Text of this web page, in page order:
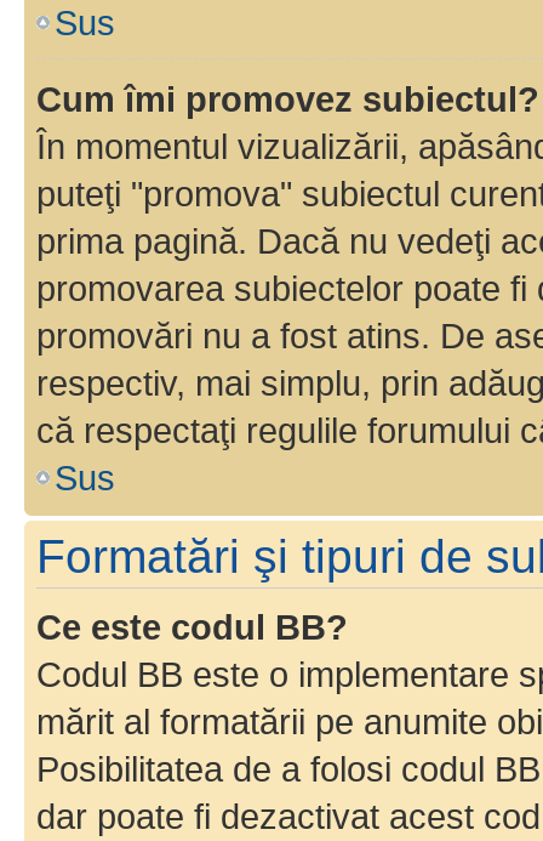
Sus
Cum îmi promovez subiectul?
În momentul vizualizării,
puteţi "promova" subiectul
prima pagină. Dacă nu vedeţi
promovarea subiectelor poate
promovări nu a fost atins. De
respectiv, mai simplu, prin
că respectaţi regulile forumului
Sus
Formatări şi tipuri de
Ce este codul BB?
Codul BB este o implementare
mărit al formatării pe anumite
Posibilitatea de a folosi codul
dar poate fi dezactivat acest